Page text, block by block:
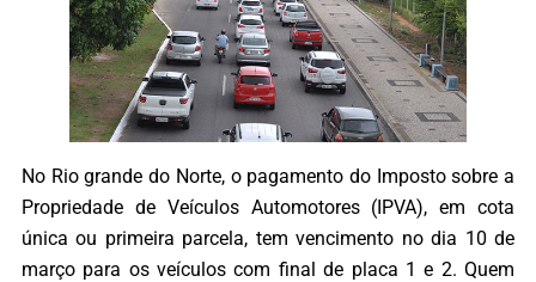
No Rio grande do Norte, o pagamento do Imposto sobre a
Propriedade de Veículos Automotores (IPVA), em cota
única ou primeira parcela, tem vencimento no dia 10 de
março para os veículos com final de placa 1 e 2. Quem